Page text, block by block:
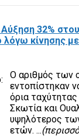
32%
κίνησης
Ο αριθμός των
εντοπίστηκαν
όρια
Σκωτία και
υψηλότερος
ετών. ...